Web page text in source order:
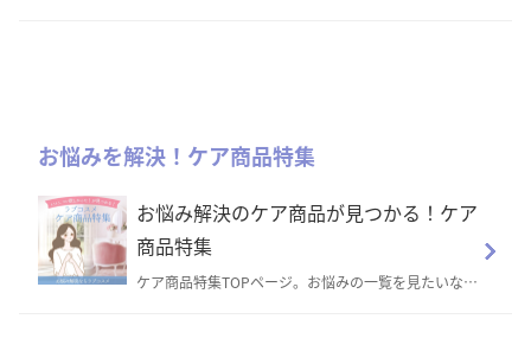
お悩みを解決！ケア商品特集
お悩み解決のケア商品が見つかる！ケア
商品特集
ケア商品特集TOPページ。お悩みの一覧を見たいなら